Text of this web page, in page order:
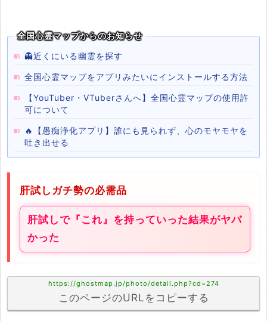
全国心霊マップからのお知らせ
👻近くにいる幽霊を探す
全国心霊マップをアプリみたいにインストールする方法
【YouTuber・VTuberさんへ】全国心霊マップの使用許
可について
🔥【愚痴浄化アプリ】誰にも見られず、心のモヤモヤを
吐き出せる
肝試しガチ勢の必需品
肝試しで『これ』を持っていった結果がヤバ
かった
https://ghostmap.jp/photo/detail.php?cd=274
このページのURLをコピーする